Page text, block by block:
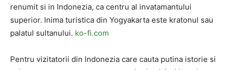
renumit si in Indonezia, ca centru al invatamantului
superior. Inima turistica din Yogyakarta este kratonul sau
palatul sultanului. ko-fi.com
Pentru vizitatorii din Indonezia care cauta putina istorie si